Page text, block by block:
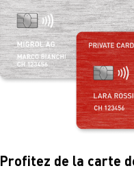
Profitez de la carte